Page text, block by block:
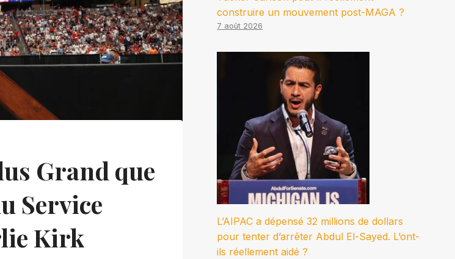
Grand que
Service
Kirk
construire un mouvement post-MAGA ?
7 août 2026
L’AIPAC a dépensé 32 millions de dollars
pour tenter d’arrêter Abdul El-Sayed. L’ont-
ils réellement aidé ?